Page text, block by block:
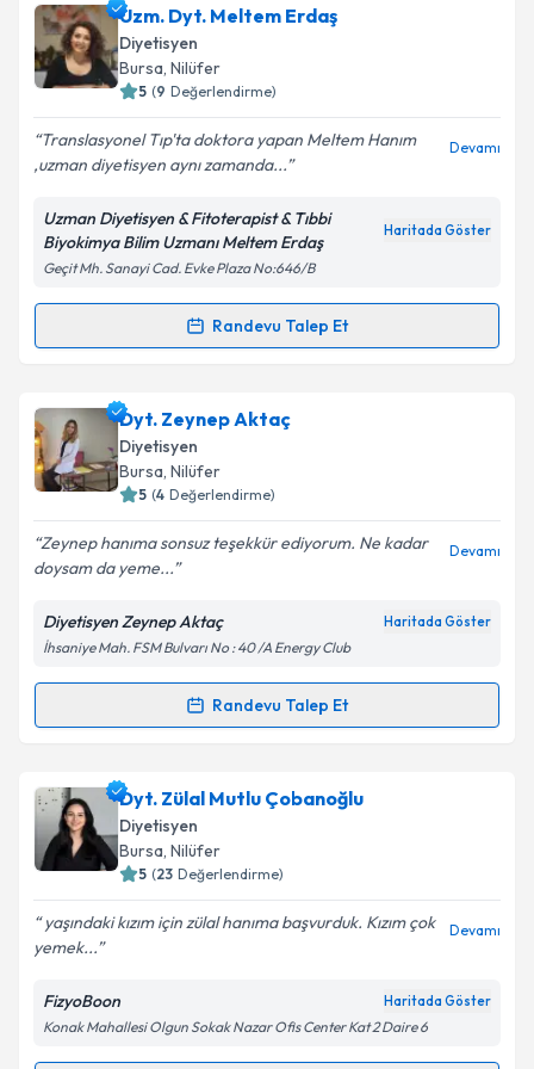
Dyt. Betül Küllükiçin randevu takvimi talebi oluşturun.
Size bu uzmandan randevu almanız için bir takvim
hazırlandığında e-posta ile bilgilendireceğiz.
Kişisel verilerimin işlenmesine ilişkin
Aydınlatma
Metni'ni okudum ve kişisel verilerimin belirtilen
kapsamda işlenmesini kabul ediyorum.
Takvim Talebini Gönder
Uzm. Dyt. Meltem Erdaş
Diyetisyen
Bursa, Nilüfer
5 (9 Değerlendirme)
Translasyonel Tıp'ta doktora yapan Meltem Hanım
,uzman diyetisyen aynı zamanda...
Devamı
Uzman Diyetisyen & Fitoterapist & Tıbbi
Biyokimya Bilim Uzmanı Meltem Erdaş
Haritada Göster
Geçit Mh. Sanayi Cad. Evke Plaza No:646/B
Randevu Talep Et
Randevu Takvimi Talebi
Uzm. Dyt. Meltem Erdaşiçin randevu takvimi talebi
oluşturun. Size bu uzmandan randevu almanız için bir
takvim hazırlandığında e-posta ile bilgilendireceğiz.
Kişisel verilerimin işlenmesine ilişkin
Aydınlatma
Metni'ni okudum ve kişisel verilerimin belirtilen
kapsamda işlenmesini kabul ediyorum.
Dyt. Zeynep Aktaç
Diyetisyen
Bursa, Nilüfer
5 (4 Değerlendirme)
Zeynep hanıma sonsuz teşekkür ediyorum. Ne kadar
doysam da yeme...
Devamı
Diyetisyen Zeynep Aktaç Haritada Göster
İhsaniye Mah. FSM Bulvarı No : 40 /A Energy Club
Randevu Talep Et
Randevu Takvimi Talebi
Dyt. Zeynep Aktaçiçin randevu takvimi talebi
oluşturun. Size bu uzmandan randevu almanız için bir
takvim hazırlandığında e-posta ile bilgilendireceğiz.
Kişisel verilerimin işlenmesine ilişkin
Aydınlatma
Metni'ni okudum ve kişisel verilerimin belirtilen
kapsamda işlenmesini kabul ediyorum.
Dyt. Zülal Mutlu Çobanoğlu
Diyetisyen
Bursa, Nilüfer
5 (23 Değerlendirme)
yaşındaki kızım için zülal hanıma başvurduk. Kızım çok
yemek...
Devamı
FizyoBoon Haritada Göster
Konak Mahallesi Olgun Sokak Nazar Ofis Center Kat 2 Daire 6